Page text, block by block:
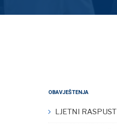
OBAVJEŠTENJA
LJETNI RASPUST